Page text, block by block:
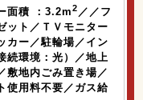
面積 ：3.2m2 ／／フ
ット／ＴＶモニター
カー／駐輪場／イン
続環境：光）／地上
敷地内ごみ置き場／
使用料不要／ガス給